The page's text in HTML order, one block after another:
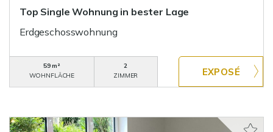
Top Single Wohnung in bester Lage
Erdgeschosswohnung
59 m²
WOHNFLÄCHE
2
ZIMMER